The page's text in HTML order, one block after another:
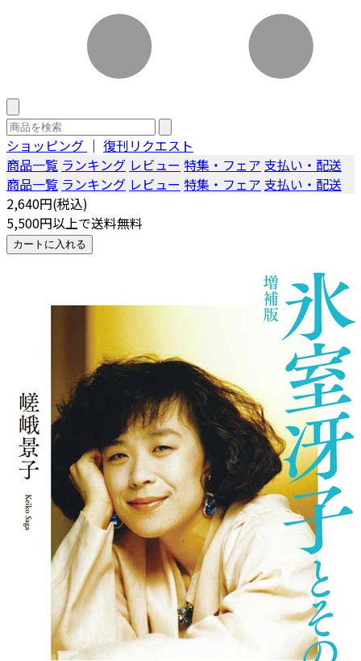
ショッピング ｜ 復刊リクエスト
商品一覧 ランキング レビュー 特集・フェア 支払い・配送
商品一覧 ランキング レビュー 特集・フェア 支払い・配送
2,640円(税込)
5,500円以上で送料無料
カートに入れる